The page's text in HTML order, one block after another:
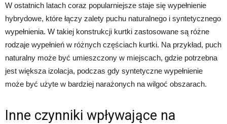
W ostatnich latach coraz popularniejsze staje się wypełnienie
hybrydowe, które łączy zalety puchu naturalnego i syntetycznego
wypełnienia. W takiej konstrukcji kurtki zastosowane są różne
rodzaje wypełnień w różnych częściach kurtki. Na przykład, puch
naturalny może być umieszczony w miejscach, gdzie potrzebna
jest większa izolacja, podczas gdy syntetyczne wypełnienie
może być użyte w bardziej narażonych na wilgoć obszarach.
Inne czynniki wpływające na